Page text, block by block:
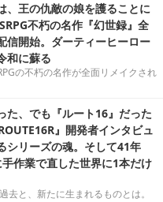
、王の仇敵の娘を護ることに
不朽の名作『幻世録』全
信開始。ダーティーヒーロー
和に蘇る
の不朽の名作が全面リメイクされ
た、でも『ルート16』だった
』開発者インタビュ
シリーズの魂。そして41年
作業で直した世界に1本だけ
去と、新たに生まれるものとは。